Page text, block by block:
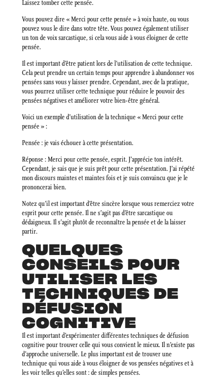
Laissez tomber cette pensée.
Vous pouvez dire « Merci pour cette pensée » à voix haute, ou vous
pouvez vous le dire dans votre tête. Vous pouvez également utiliser
un ton de voix sarcastique, si cela vous aide à vous éloigner de cette
pensée.
Il est important d’être patient lors de l’utilisation de cette technique.
Cela peut prendre un certain temps pour apprendre à abandonner vos
pensées sans vous y laisser prendre. Cependant, avec de la pratique,
vous pourrez utiliser cette technique pour réduire le pouvoir des
pensées négatives et améliorer votre bien-être général.
Voici un exemple d’utilisation de la technique « Merci pour cette
pensée » :
Pensée : je vais échouer à cette présentation.
Réponse : Merci pour cette pensée, esprit. J’apprécie ton intérêt.
Cependant, je sais que je suis prêt pour cette présentation. J’ai répété
mon discours maintes et maintes fois et je suis convaincu que je le
prononcerai bien.
Notez qu’il est important d’être sincère lorsque vous remerciez votre
esprit pour cette pensée. Il ne s’agit pas d’être sarcastique ou
dédaigneux. Il s’agit plutôt de reconnaître la pensée et de la laisser
partir.
QUELQUES
CONSEILS POUR
UTILISER LES
TECHNIQUES DE
DÉFUSION
COGNITIVE
Il est important d’expérimenter différentes techniques de défusion
cognitive pour trouver celle qui vous convient le mieux. Il n’existe pas
d’approche universelle. Le plus important est de trouver une
technique qui vous aide à vous éloigner de vos pensées négatives et à
les voir telles qu’elles sont : de simples pensées.